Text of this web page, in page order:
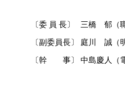
〔委 員 長〕 三橋 郁（
〔副委員長〕 庭川 誠（
〔幹 事〕 中島慶人（